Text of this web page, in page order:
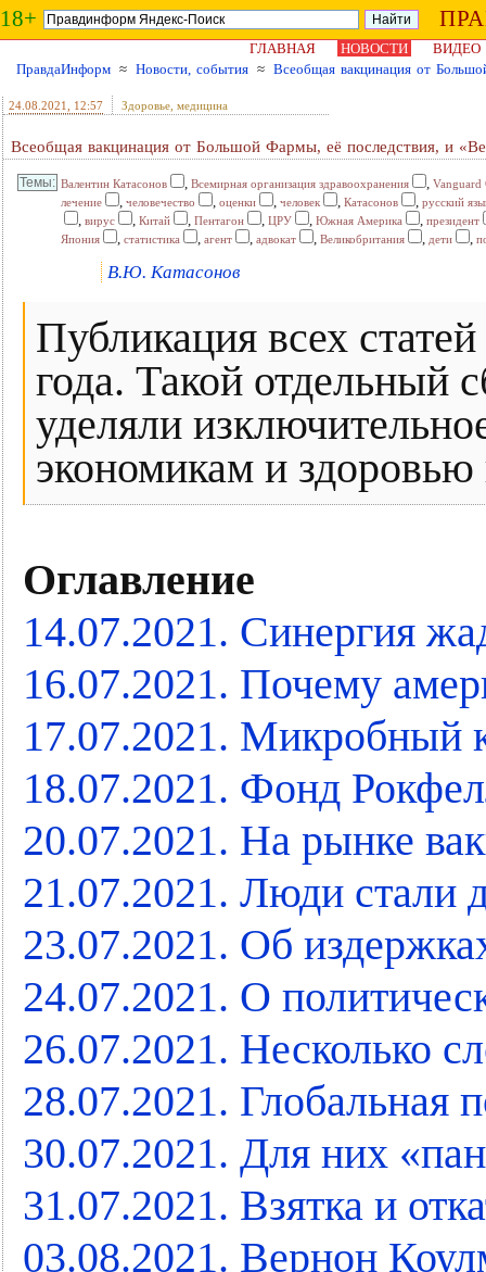
18+
ГЛАВНАЯ НОВОСТИ
ВИДЕО
ПравдаИнформ ≈ Новости, события ≈ Всеобщая вакцинация от
24.08.2021 , 12:57 Здоровье, медицина
Всеобщая вакцинация от Большой Фармы, её последствия, и
Валентин Катасонов , Всемирная организация здравоохранения , Vanguard
лечение
, человечество , оценки , человек , Катасонов , русский
, вирус , Китай , Пентагон , ЦРУ , Южная Америка , президент
Япония
, статистика , агент , адвокат , Великобритания , дети ,
В.Ю. Катасонов
Публикация всех
года. Такой отдельный
уделяли
экономикам и
Оглавление
14.07.2021. Синергия
16.07.2021. Почему
17.07.2021. Микробный
18.07.2021. Фонд
20.07.2021. На рынке
21.07.2021. Люди стали
23.07.2021. Об
24.07.2021. О
26.07.2021. Несколько
28.07.2021. Глобальная
30.07.2021. Для них
31.07.2021. Взятка и
03.08.2021. Вернон